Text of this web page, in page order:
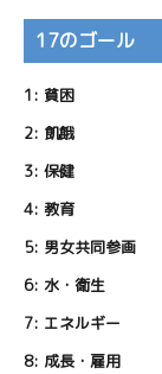
17のゴール
1: 貧困
2: 飢餓
3: 保健
4: 教育
5: 男女共同参画
6: 水・衛生
7: エネルギー
8: 成長・雇用